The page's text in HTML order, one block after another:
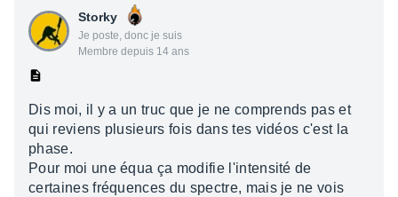
Storky
Je poste, donc je suis
Membre depuis 14 ans
Dis moi, il y a un truc que je ne comprends pas et
qui reviens plusieurs fois dans tes vidéos c'est la
phase.
Pour moi une équa ça modifie l'intensité de
certaines fréquences du spectre, mais je ne vois